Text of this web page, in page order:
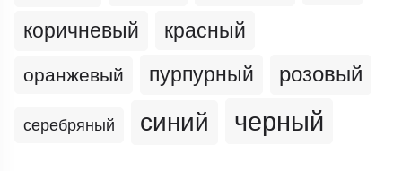
коричневый красный
оранжевый пурпурный розовый
серебряный синий черный